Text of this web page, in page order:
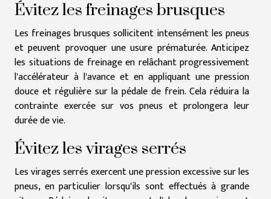
Évitez les freinages brusques
Les freinages brusques sollicitent intensément les pneus
et peuvent provoquer une usure prématurée. Anticipez
les situations de freinage en relâchant progressivement
l'accélérateur à l'avance et en appliquant une pression
douce et régulière sur la pédale de frein. Cela réduira la
contrainte exercée sur vos pneus et prolongera leur
durée de vie.
Évitez les virages serrés
Les virages serrés exercent une pression excessive sur les
pneus, en particulier lorsqu'ils sont effectués à grande